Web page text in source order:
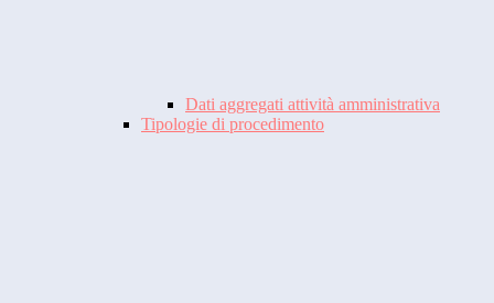
Dati aggregati attività amministrativa
Tipologie di procedimento